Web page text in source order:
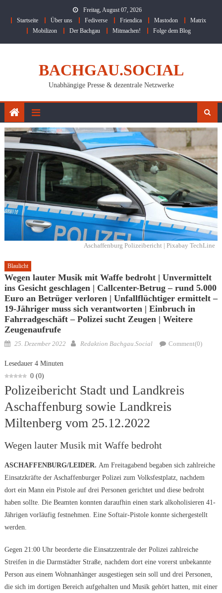
Freitag, August 07, 2026
Startseite
Über uns Fediverse Friendica Mastodon
Matrix
Mobilizon
Der Bachgau Mitmachen! Folge dem Blog
BACHGAU.SOCIAL
Unabhängige Presse & dezentrale Netzwerke
Aschaffenburg Polizeibericht | Pixabay TechLine
Blaulicht
Wegen lauter Musik mit Waffe bedroht | Unvermittelt
ins Gesicht geschlagen | Callcenter-Betrug – rund 5.000
Euro an Betrüger verloren | Unfallflüchtiger ermittelt –
19-Jähriger muss sich verantworten | Einbruch in
Fahrradgeschäft – Polizei sucht Zeugen | Weitere
Zeugenaufrufe
Posted
25. Dezember 2022 Author
Redaktion Bachgau.Social Comment(0)
Lesedauer 4 Minuten
0 (0)
Polizeibericht Stadt und Landkreis
Aschaffenburg sowie Landkreis
Miltenberg vom 25.12.2022
Wegen lauter Musik mit Waffe bedroht
ASCHAFFENBURG/LEIDER. Am Freitagabend begaben sich zahlreiche
Einsatzkräfte der Aschaffenburger Polizei zum Volksfestplatz, nachdem
dort ein Mann ein Pistole auf drei Personen gerichtet und diese bedroht
haben sollte. Die Beamten konnten daraufhin einen stark alkoholisieren 41-
Jährigen vorläufig festnehmen. Eine Softair-Pistole konnte sichergestellt
werden.
Gegen 21:00 Uhr beorderte die Einsatzzentrale der Polizei zahlreiche
Streifen in die Darmstädter Straße, nachdem dort eine vorerst unbekannte
Person aus einem Wohnanhänger ausgestiegen sein soll und drei Personen,
die sich im dortigen Bereich aufgehalten und Musik gehört hatten, mit einer